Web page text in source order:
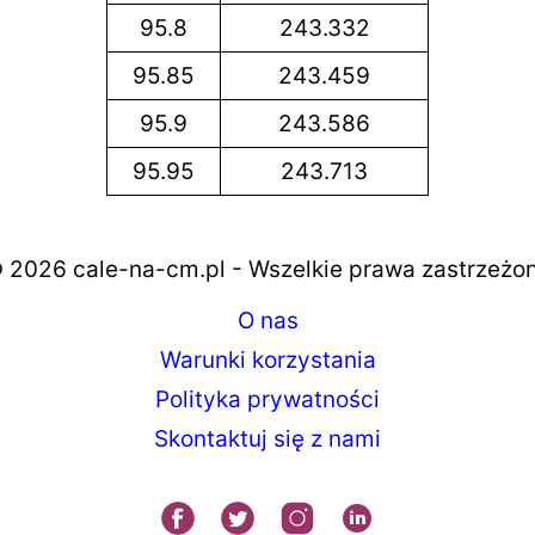
95.8
243.332
95.85
243.459
95.9
243.586
95.95
243.713
cale-na-cm.pl - Wszelkie prawa
O nas
Warunki korzystania
Polityka prywatności
Skontaktuj się z nami